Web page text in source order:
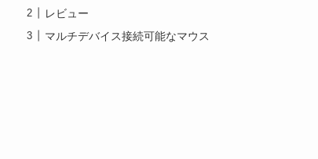
レビュー
マルチデバイス接続可能なマウス